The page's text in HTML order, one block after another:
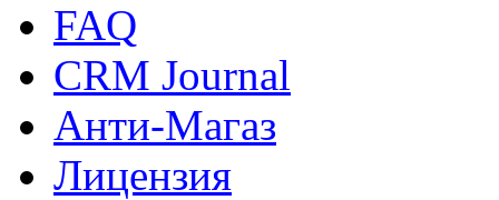
FAQ
CRM Journal
Анти-Магаз
Лицензия